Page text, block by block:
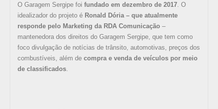
O Garagem Sergipe foi fundado em dezembro de 2017 . O
idealizador do projeto é Ronald Dória – que atualmente
responde pelo Marketing da RDA Comunicação –
mantenedora dos direitos do Garagem Sergipe, que tem como
foco divulgação de notícias de trânsito, automotivas, preços dos
combustíveis, além de compra e venda de veículos por meio
de classificados